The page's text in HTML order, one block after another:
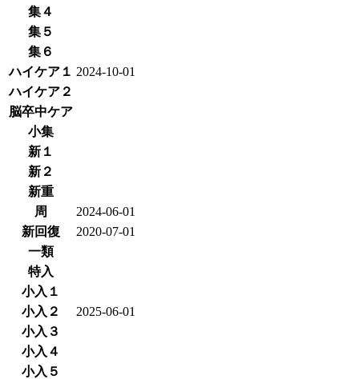
集４
集５
集６
ハイケア１ 2024-10-01
ハイケア２
脳卒中ケア
小集
新１
新２
新重
周
2024-06-01
新回復
2020-07-01
一類
特入
小入１
小入２
2025-06-01
小入３
小入４
小入５